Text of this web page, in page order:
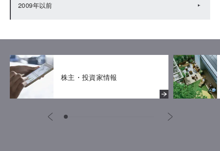
2009年以前
株主・投資家情報